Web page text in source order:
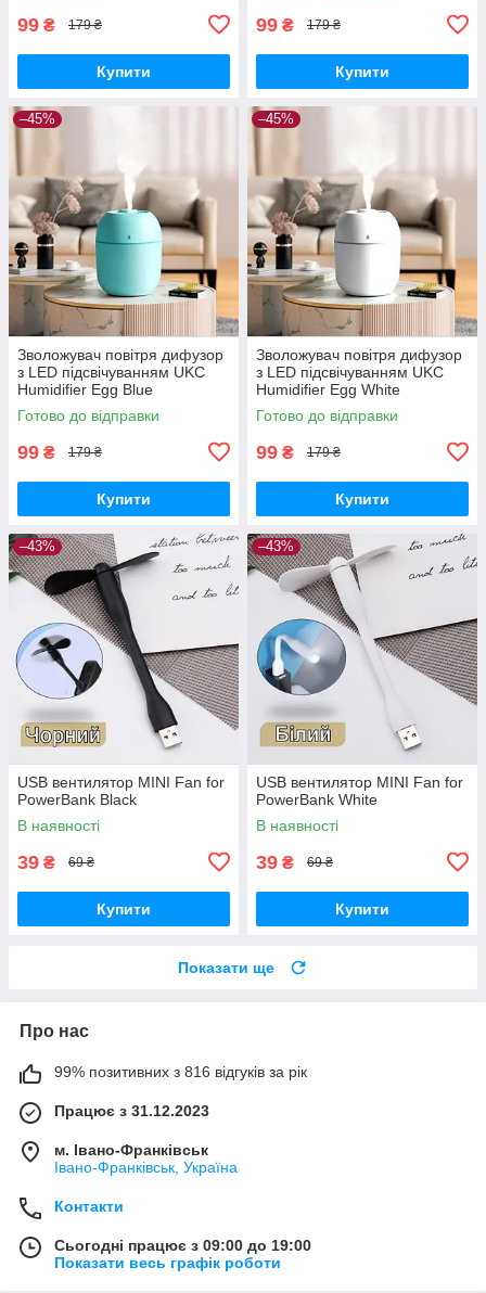
99 ₴ 179 ₴
Купити
99 ₴ 179 ₴
Купити
–45%
Зволожувач повітря дифузор
з LED підсвічуванням UKC
Humidifier Egg Blue
Готово до відправки
99 ₴ 179 ₴
Купити
–45%
Зволожувач повітря дифузор
з LED підсвічуванням UKC
Humidifier Egg White
Готово до відправки
99 ₴ 179 ₴
Купити
–43%
USB вентилятор MINI Fan for
PowerBank Black
В наявності
39 ₴ 69 ₴
Купити
–43%
USB вентилятор MINI Fan for
PowerBank White
В наявності
39 ₴ 69 ₴
Купити
Показати ще
Про нас
99% позитивних з 816 відгуків за рік
Працює з 31.12.2023
м. Івано-Франківськ
Івано-Франківськ, Україна
Контакти
Сьогодні працює з 09:00 до 19:00
Показати весь графік роботи